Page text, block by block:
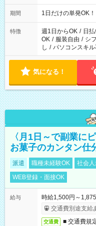
▼18:00～21:00
期間 1日だけの単発OK
特徴 週1日からOK / 日
OK / 服装自由 / シ
し / パソコンスキ
気になる！
〈月1日～で副業に
お菓子のカンタン仕
派遣 職種未経験OK 社会
WEB登録・面接OK
給与
時給1,500円～
交通費別途支給
交通費 ■ 交通費規